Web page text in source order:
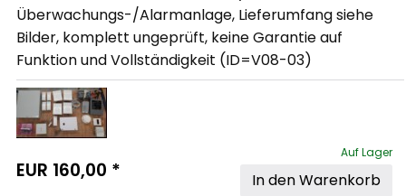
Überwachungs-/Alarmanlage, Lieferumfang siehe
Bilder, komplett ungeprüft, keine Garantie auf
Funktion und Vollständigkeit (ID=V08-03)
EUR 160,00 *
Auf Lager
In den Warenkorb